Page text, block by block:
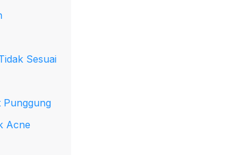
Sesuai
Punggung
Acne